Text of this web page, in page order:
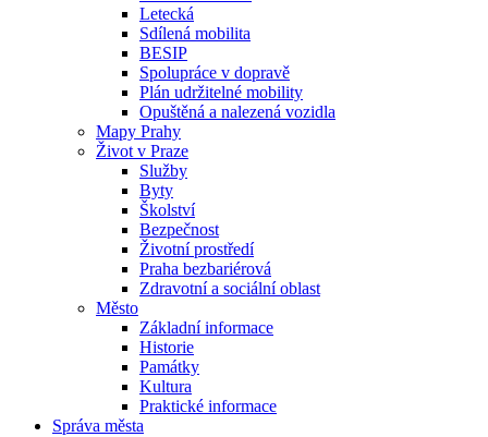
Letecká
Sdílená mobilita
BESIP
Spolupráce v dopravě
Plán udržitelné mobility
Opuštěná a nalezená vozidla
Mapy Prahy
Život v Praze
Služby
Byty
Školství
Bezpečnost
Životní prostředí
Praha bezbariérová
Zdravotní a sociální oblast
Město
Základní informace
Historie
Památky
Kultura
Praktické informace
Správa města